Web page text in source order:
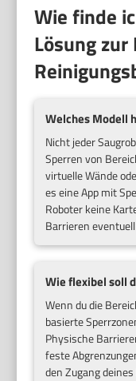
Wie finde
Lösung
Welches Modell
Nicht jeder
Sperren von
virtuelle Wände
es eine App mit
Roboter keine
Barrieren
Wie flexibel soll
Wenn du die
basierte
Physische
feste
den Zugang